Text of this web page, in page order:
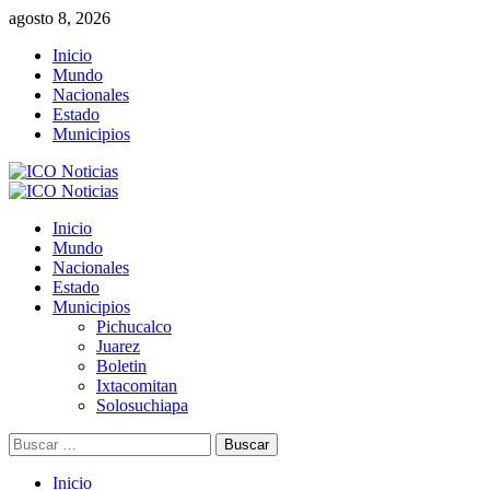
Saltar
contenido
agosto 8, 2026
Inicio
Mundo
Nacionales
Estado
Municipios
Menú
Inicio
Mundo
Nacionales
Estado
Municipios
Pichucalco
Juarez
Boletin
Ixtacomitan
Solosuchiapa
Buscar:
Inicio